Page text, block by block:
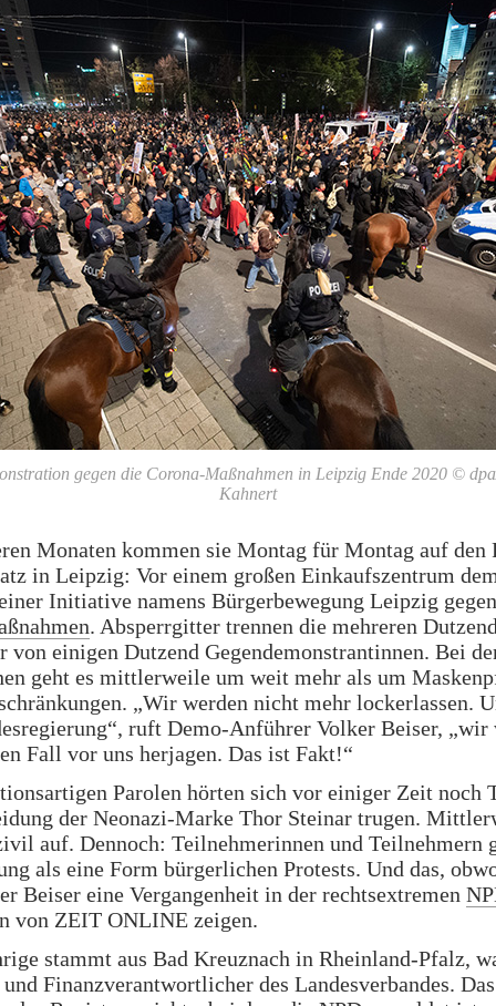
gegen die Corona-Maßnahmen in Leipzig Ende 2020 ©
Kahnert
Monaten kommen sie Montag für Montag auf den
in Leipzig: Vor einem großen Einkaufszentrum
Initiative namens Bürgerbewegung Leipzig
. Absperrgitter trennen die mehreren
von einigen Dutzend Gegendemonstrantinnen. Bei
geht es mittlerweile um weit mehr als um
„Wir werden nicht mehr lockerlassen.
ruft Demo-Anführer Volker Beiser, „wir
Fall vor uns herjagen. Das ist Fakt!“
Parolen hörten sich vor einiger Zeit noch
der Neonazi-Marke Thor Steinar trugen.
auf. Dennoch: Teilnehmerinnen und Teilnehmern
als eine Form bürgerlichen Protests. Und das,
Beiser eine Vergangenheit in der rechtsextremen
von ZEIT ONLINE zeigen.
stammt aus Bad Kreuznach in Rheinland-Pfalz,
Finanzverantwortlicher des Landesverbandes.